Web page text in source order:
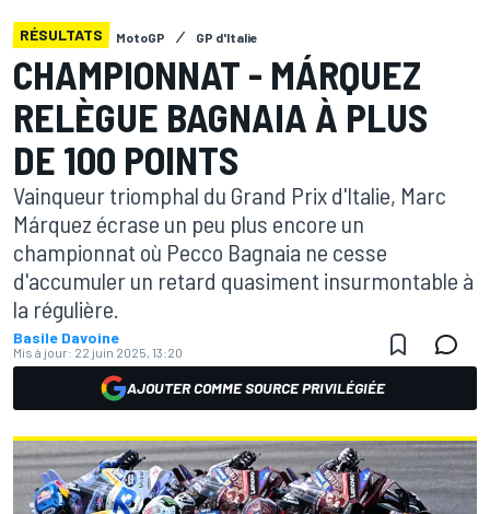
RÉSULTATS MotoGP GP d'Italie
CHAMPIONNAT - MÁRQUEZ
RELÈGUE BAGNAIA À PLUS
DE 100 POINTS
Vainqueur triomphal du Grand Prix d'Italie, Marc
Márquez écrase un peu plus encore un
championnat où Pecco Bagnaia ne cesse
d'accumuler un retard quasiment insurmontable à
la régulière.
Basile Davoine
Mis à jour: 22 juin 2025, 13:20
AJOUTER COMME SOURCE PRIVILÉGIÉE